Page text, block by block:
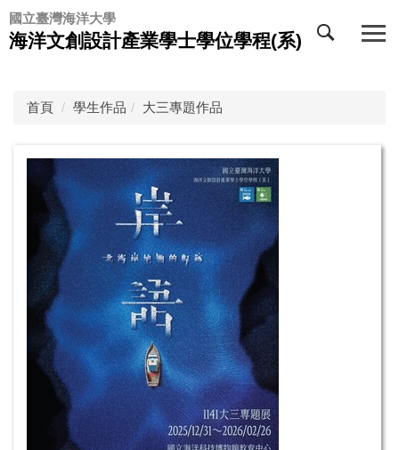
跳
到
主
國立臺灣海洋大學
海洋文創設計產業學士學位學程(系)
首頁 學生作品 大三專題作品